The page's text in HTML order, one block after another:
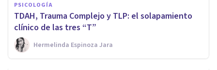
PSICOLOGÍA
TDAH, Trauma Complejo y TLP: el solapamiento
clínico de las tres “T”
Hermelinda Espinoza Jara